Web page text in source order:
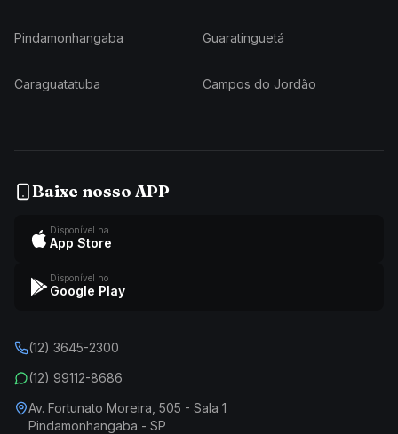
Pindamonhangaba Guaratinguetá
Caraguatatuba Campos do Jordão
Baixe nosso APP
Disponível na
App Store
Disponível no
Google Play
(12) 3645-2300
(12) 99112-8686
Av. Fortunato Moreira, 505 - Sala 1
Pindamonhangaba - SP